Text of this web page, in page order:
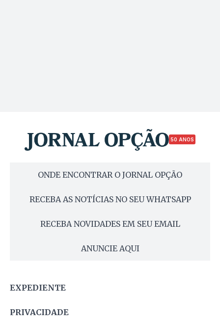
50 ANOS
ONDE ENCONTRAR O JORNAL OPÇÃO
RECEBA AS NOTÍCIAS NO SEU WHATSAPP
RECEBA NOVIDADES EM SEU EMAIL
ANUNCIE AQUI
EXPEDIENTE
PRIVACIDADE